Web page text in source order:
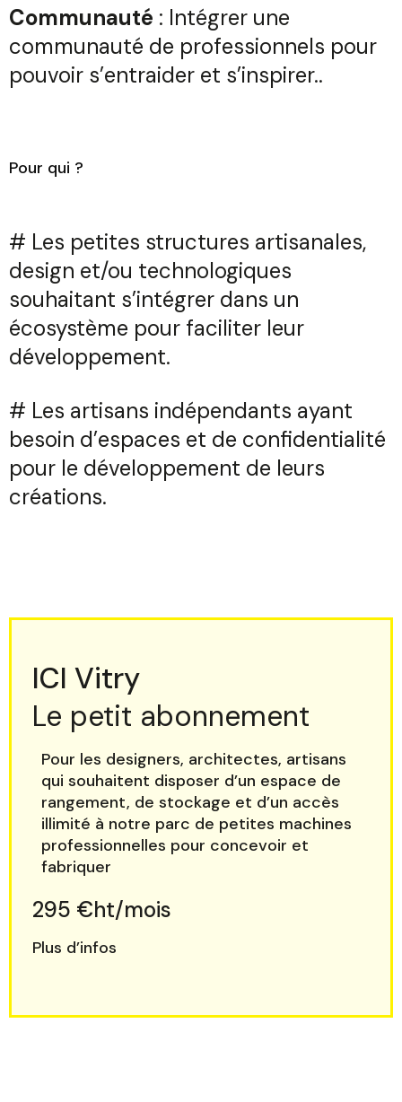
Communauté : Intégrer une
communauté de professionnels pour
pouvoir s’entraider et s’inspirer..
Pour qui ?
# Les petites structures artisanales,
design et/ou technologiques
souhaitant s’intégrer dans un
écosystème pour faciliter leur
développement.
# Les artisans indépendants ayant
besoin d’espaces et de confidentialité
pour le développement de leurs
créations.
ICI Vitry
Le petit abonnement
Pour les designers, architectes, artisans
qui souhaitent disposer d’un espace de
rangement, de stockage et d’un accès
illimité à notre parc de petites machines
professionnelles pour concevoir et
fabriquer
295 €ht/mois
Plus d’infos